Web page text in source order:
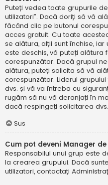
Puteți vedea toate grupurile
utilizatori”. Dacă doriți să vă
făcând clic pe butonul
acces gratuit. Cu toate
se alătura, alții sunt închise,
este deschis, vă puteți alătura
corespunzător. Dacă grupul
alătura, puteți solicita să vă
corespunzător. Liderul
dvs. și vă va întreba cu
rugăm să nu vă deranjați în
dacă respingeți solicitarea
Sus
Cum pot deveni Manager
Responsabilul unui grup este
la crearea grupului. Dacă
utilizatori, contactați